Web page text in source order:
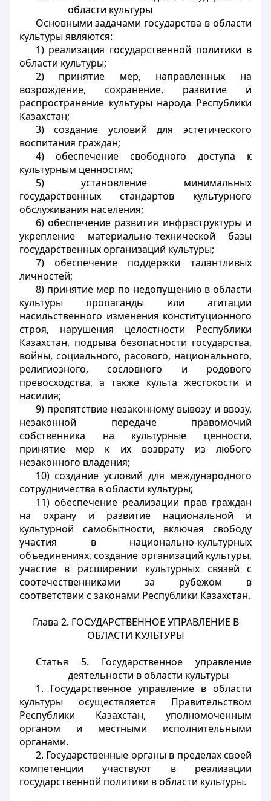
области культуры
Основными задачами государства в области
культуры являются:
1) реализация государственной политики в
области культуры;
2) принятие мер, направленных на
возрождение, сохранение, развитие и
распространение культуры народа Республики
Казахстан;
3) создание условий для эстетического
воспитания граждан;
4) обеспечение свободного доступа к
культурным ценностям;
5) установление минимальных
государственных стандартов культурного
обслуживания населения;
6) обеспечение развития инфраструктуры и
укрепление материально-технической базы
государственных организаций культуры;
7) обеспечение поддержки талантливых
личностей;
8) принятие мер по недопущению в области
культуры пропаганды или агитации
насильственного изменения конституционного
строя, нарушения целостности Республики
Казахстан, подрыва безопасности государства,
войны, социального, расового, национального,
религиозного, сословного и родового
превосходства, а также культа жестокости и
насилия;
9) препятствие незаконному вывозу и ввозу,
незаконной передаче правомочий
собственника на культурные ценности,
принятие мер к их возврату из любого
незаконного владения;
10) создание условий для международного
сотрудничества в области культуры;
11) обеспечение реализации прав граждан
на охрану и развитие национальной и
культурной самобытности, включая свободу
участия в национально-культурных
объединениях, создание организаций культуры,
участие в расширении культурных связей с
соотечественниками за рубежом в
соответствии с законами Республики Казахстан.
Глава 2. ГОСУДАРСТВЕННОЕ УПРАВЛЕНИЕ В
ОБЛАСТИ КУЛЬТУРЫ
Статья 5. Государственное управление
деятельности в области культуры
1. Государственное управление в области
культуры осуществляется Правительством
Республики Казахстан, уполномоченным
органом и местными исполнительными
органами.
2. Государственные органы в пределах своей
компетенции участвуют в реализации
государственной политики в области культуры.